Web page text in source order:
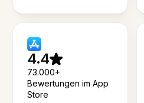
4.4
73.000+
Bewertungen im App
Store